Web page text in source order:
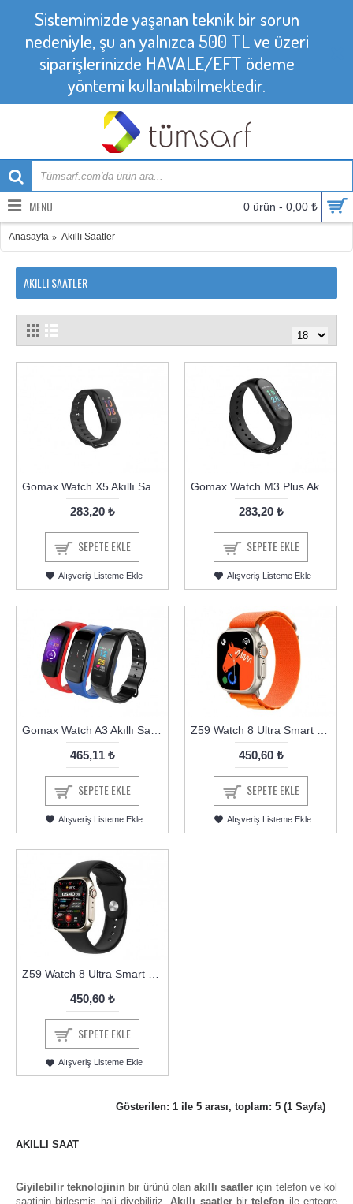
Sistemimizde yaşanan teknik bir sorun
nedeniyle, şu an yalnızca 500 TL ve üzeri
siparişlerinizde HAVALE/EFT ödeme
yöntemi kullanılabilmektedir.
0 ürün - 0,00 ₺
MENU
Anasayfa Akıllı Saatler
AKILLI SAATLER
Gomax Watch X5 Akıllı Saat Bileklik
283,20 ₺
SEPETE EKLE
Alışveriş Listeme Ekle
Gomax Watch M3 Plus Akıllı Saat Bileklik
283,20 ₺
SEPETE EKLE
Alışveriş Listeme Ekle
465,11 ₺
SEPETE EKLE
Alışveriş Listeme Ekle
450,60 ₺
SEPETE EKLE
Alışveriş Listeme Ekle
450,60 ₺
SEPETE EKLE
Alışveriş Listeme Ekle
Gösterilen: 1 ile 5 arası, toplam: 5 (1 Sayfa)
AKILLI SAAT
Giyilebilir teknolojinin bir ürünü olanakıllı saatler için telefon ve kol
saatinin birleşmiş hali diyebiliriz.Akıllı saatlerbirtelefon ile entegre